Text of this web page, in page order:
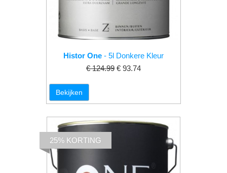
Histor One- 5l Donkere Kleur
€ 124.99 € 93.74
Bekijken
25% KORTING